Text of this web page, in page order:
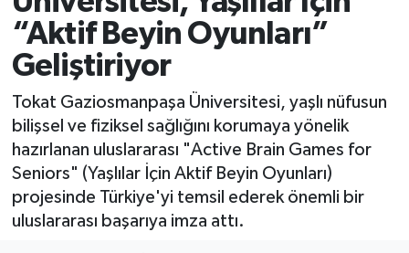
“Aktif Beyin Oyunları”
Geliştiriyor
Tokat Gaziosmanpaşa Üniversitesi, yaşlı nüfusun
bilişsel ve fiziksel sağlığını korumaya yönelik
hazırlanan uluslararası "Active Brain Games for
Seniors" (Yaşlılar İçin Aktif Beyin Oyunları)
projesinde Türkiye'yi temsil ederek önemli bir
uluslararası başarıya imza attı.
Ekonomi
Sağlık
Tokat Haber